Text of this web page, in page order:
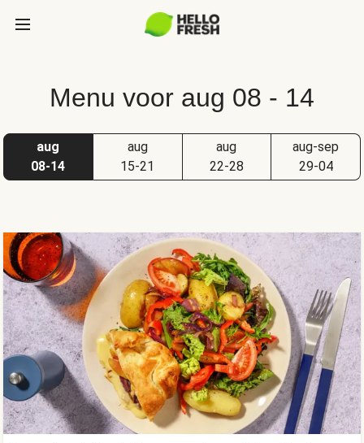
Menu voor aug 08 - 14
aug
08-14
aug
15-21
aug
22-28
aug-sep
29-04